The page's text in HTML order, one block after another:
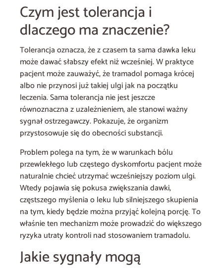
Czym jest tolerancja i
dlaczego ma znaczenie?
Tolerancja oznacza, że z czasem ta sama dawka leku
może dawać słabszy efekt niż wcześniej. W praktyce
pacjent może zauważyć, że tramadol pomaga krócej
albo nie przynosi już takiej ulgi jak na początku
leczenia. Sama tolerancja nie jest jeszcze
równoznaczna z uzależnieniem, ale stanowi ważny
sygnał ostrzegawczy. Pokazuje, że organizm
przystosowuje się do obecności substancji.
Problem polega na tym, że w warunkach bólu
przewlekłego lub częstego dyskomfortu pacjent może
naturalnie chcieć utrzymać wcześniejszy poziom ulgi.
Wtedy pojawia się pokusa zwiększania dawki,
częstszego myślenia o leku lub silniejszego skupienia
na tym, kiedy będzie można przyjąć kolejną porcję. To
właśnie ten mechanizm może prowadzić do większego
ryzyka utraty kontroli nad stosowaniem tramadolu.
Jakie sygnały mogą